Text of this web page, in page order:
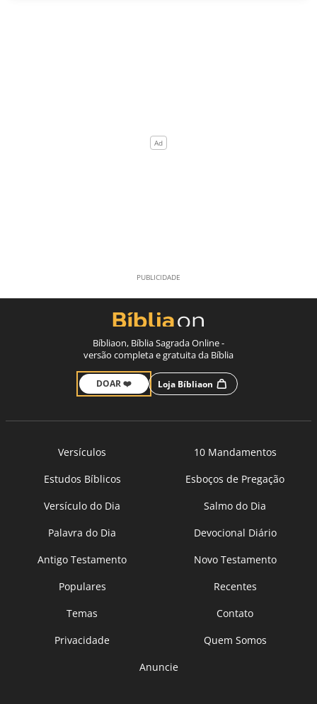
Bíbliaon, Bíblia Sagrada Online -
versão completa e gratuita da Bíblia
DOAR ❤️ Loja Bíbliaon
Versículos
10 Mandamentos
Estudos Bíblicos
Esboços de Pregação
Versículo do Dia
Salmo do Dia
Palavra do Dia
Devocional Diário
Antigo Testamento
Novo Testamento
Populares
Recentes
Temas
Contato
Privacidade
Quem Somos
Anuncie